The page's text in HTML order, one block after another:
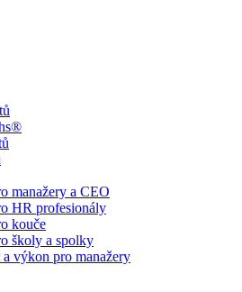
manažery a CEO
HR profesionály
kouče
školy a spolky
výkon pro manažery